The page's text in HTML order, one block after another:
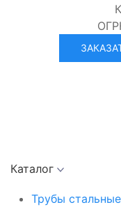
Каталог
Трубы стальные